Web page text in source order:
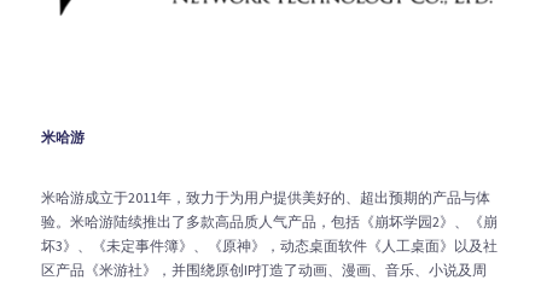
米哈游
米哈游成立于2011年，致力于为用户提供美好的、超出预期的产品与体
验。米哈游陆续推出了多款高品质人气产品，包括《崩坏学园2》、《崩
坏3》、《未定事件簿》、《原神》，动态桌面软件《人工桌面》以及社
区产品《米游社》，并围绕原创IP打造了动画、漫画、音乐、小说及周